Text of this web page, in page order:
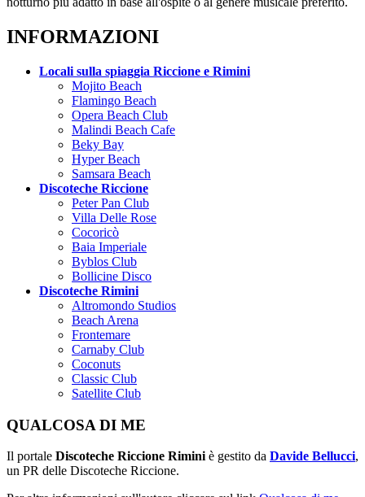
INFORMAZIONI
Locali sulla spiaggia Riccione e Rimini
Mojito Beach
Flamingo Beach
Opera Beach Club
Malindi Beach Cafe
Beky Bay
Hyper Beach
Samsara Beach
Discoteche Riccione
Peter Pan Club
Villa Delle Rose
Cocoricò
Baia Imperiale
Byblos Club
Bollicine Disco
Discoteche Rimini
Altromondo Studios
Beach Arena
Frontemare
Carnaby Club
Coconuts
Classic Club
Satellite Club
QUALCOSA DI ME
Il portale Discoteche Riccione Rimini è gestito da Davide Bellucci,
un PR delle Discoteche Riccione.